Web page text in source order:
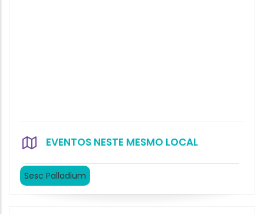
EVENTOS NESTE MESMO LOCAL
Sesc Palladium